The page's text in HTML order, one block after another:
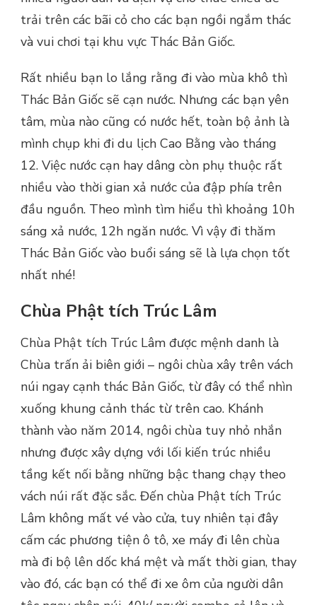
trải trên các bãi cỏ cho các bạn ngồi ngắm thác
và vui chơi tại khu vực Thác Bản Giốc.
Rất nhiều bạn lo lắng rằng đi vào mùa khô thì
Thác Bản Giốc sẽ cạn nước. Nhưng các bạn yên
tâm, mùa nào cũng có nước hết, toàn bộ ảnh là
mình chụp khi đi du lịch Cao Bằng vào tháng
12. Việc nước cạn hay dâng còn phụ thuộc rất
nhiều vào thời gian xả nước của đập phía trên
đầu nguồn. Theo mình tìm hiểu thì khoảng 10h
sáng xả nước, 12h ngăn nước. Vì vậy đi thăm
Thác Bản Giốc vào buổi sáng sẽ là lựa chọn tốt
nhất nhé!
Chùa Phật tích Trúc Lâm
Chùa Phật tích Trúc Lâm được mệnh danh là
Chùa trấn ải biên giới – ngôi chùa xây trên vách
núi ngay cạnh thác Bản Giốc, từ đây có thể nhìn
xuống khung cảnh thác từ trên cao. Khánh
thành vào năm 2014, ngôi chùa tuy nhỏ nhắn
nhưng được xây dựng với lối kiến trúc nhiều
tầng kết nối bằng những bậc thang chạy theo
vách núi rất đặc sắc. Đến chùa Phật tích Trúc
Lâm không mất vé vào cửa, tuy nhiên tại đây
cấm các phương tiện ô tô, xe máy đi lên chùa
mà đi bộ lên dốc khá mệt và mất thời gian, thay
vào đó, các bạn có thể đi xe ôm của người dân